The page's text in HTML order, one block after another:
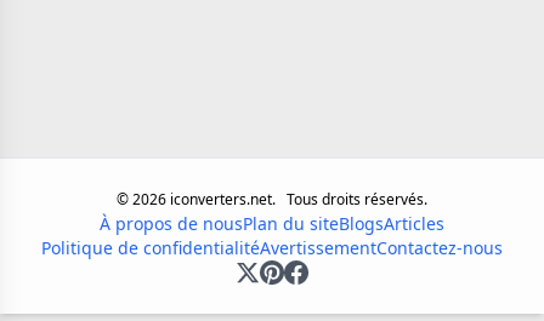
©2026 iconverters.net. Tous droits réservés.
À propos de nousPlan du siteBlogsArticles
Politique de confidentialitéAvertissementContactez-nous